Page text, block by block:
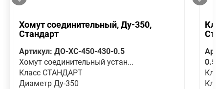
Хомут соединительный, Ду-350,
Стандарт
Артикул: ДО-ХС-450-430-0.5
Хомут соединительный устан...
Класс СТАНДАРТ
Диаметр Ду-350